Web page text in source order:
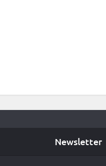
Newsletter